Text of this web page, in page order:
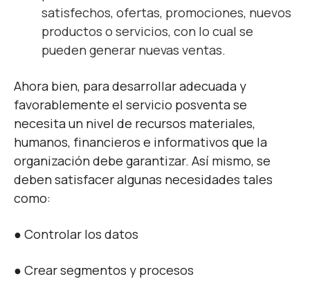
satisfechos, ofertas, promociones, nuevos
productos o servicios, con lo cual se
pueden generar nuevas ventas.
Ahora bien, para desarrollar adecuada y
favorablemente el servicio posventa se
necesita un nivel de recursos materiales,
humanos, financieros e informativos que la
organización debe garantizar. Así mismo, se
deben satisfacer algunas necesidades tales
como:
● Controlar los datos
● Crear segmentos y procesos